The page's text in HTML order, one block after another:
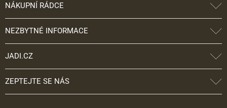
NÁKUPNÍ RÁDCE
NEZBYTNÉ INFORMACE
JADI.CZ
ZEPTEJTE SE NÁS